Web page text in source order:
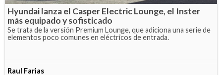
Hyundai lanza el Casper Electric Lounge, el Inster
más equipado y sofisticado
Se trata de la versión Premium Lounge, que adiciona una serie de
elementos poco comunes en eléctricos de entrada.
Raul Farias